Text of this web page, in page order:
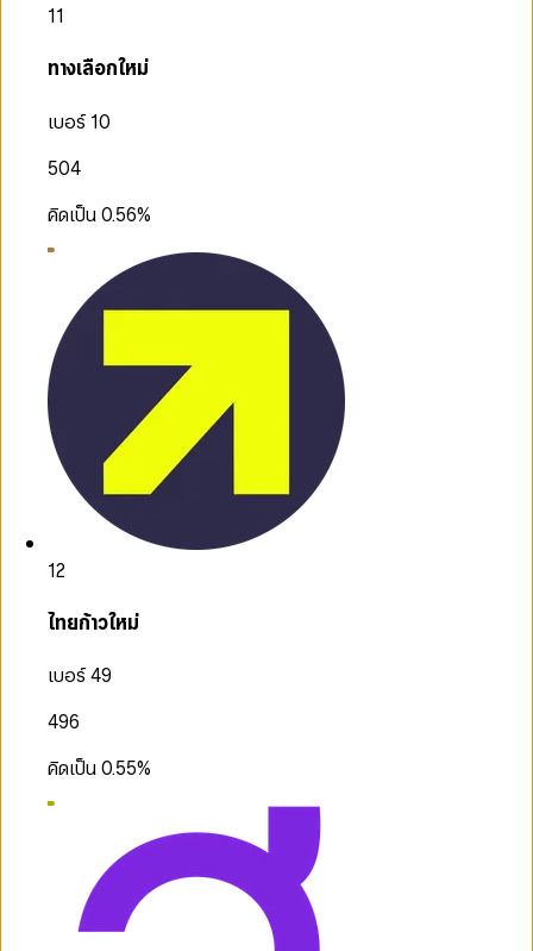
11
ทางเลือกใหม่
เบอร์ 10
504
คิดเป็น0.56%
12
ไทยก้าวใหม่
เบอร์ 49
496
คิดเป็น0.55%